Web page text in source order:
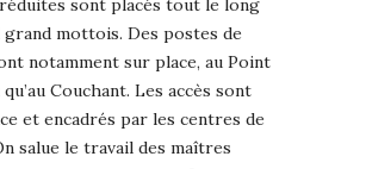
sont placés tout le long
mottois. Des postes de
notamment sur place, au Point
Couchant. Les accès sont
et encadrés par les centres de
salue le travail des maîtres